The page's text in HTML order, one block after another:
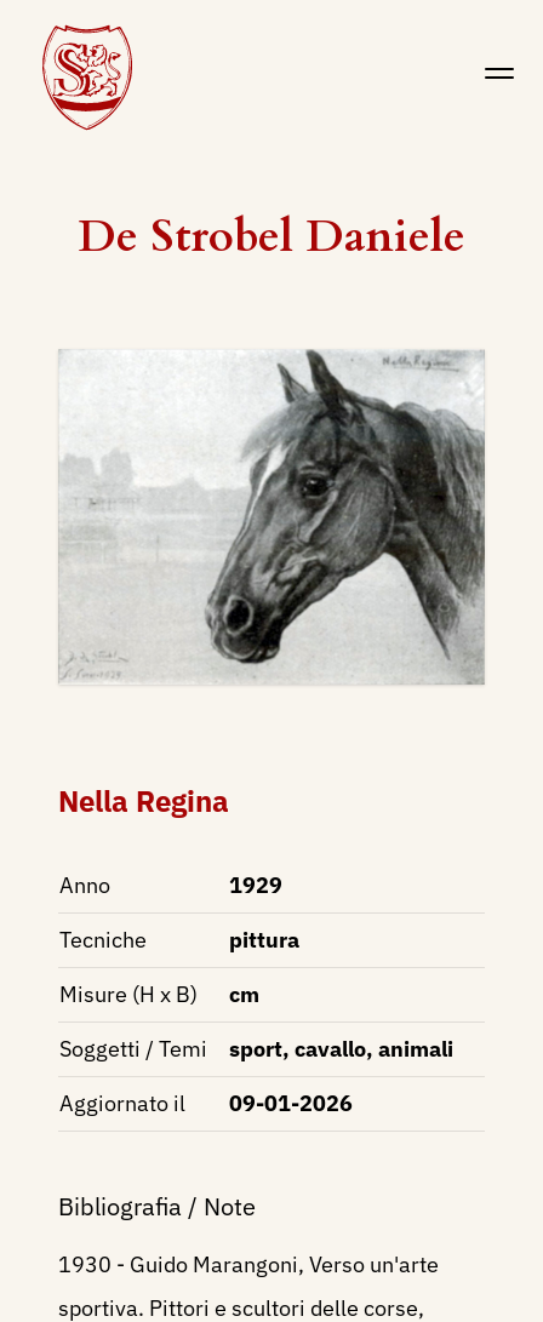
De Strobel Daniele
Nella Regina
Anno
1929
Tecniche
pittura
Misure (H x B)
cm
Soggetti / Temi
sport, cavallo, animali
Aggiornato il
09-01-2026
Bibliografia / Note
1930 - Guido Marangoni, Verso un'arte
sportiva. Pittori e scultori delle corse,